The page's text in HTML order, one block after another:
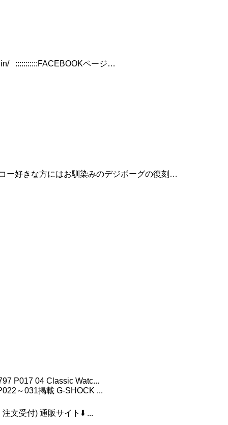
:::::::::::FACEBOOKページ…
ー好きな方にはお馴染みのデジボーグの復刻…
P017 04 Classic Watc...
～031掲載 G-SHOCK ...
文受付) 通販サイト⬇️ ...